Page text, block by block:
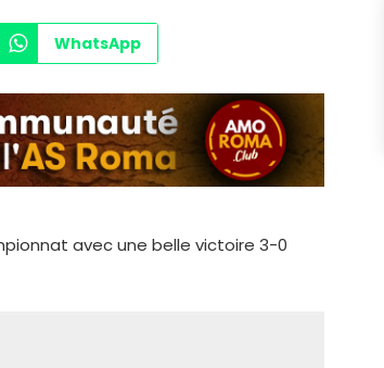
WhatsApp
avec une belle victoire 3-0